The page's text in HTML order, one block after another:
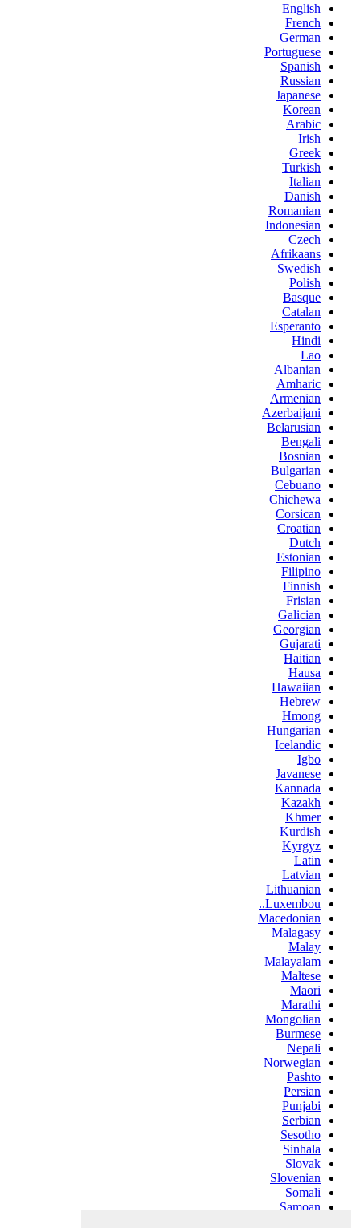
English
French
German
Portuguese
Spanish
Russian
Japanese
Korean
Arabic
Irish
Greek
Turkish
Italian
Danish
Romanian
Indonesian
Czech
Afrikaans
Swedish
Polish
Basque
Catalan
Esperanto
Hindi
Lao
Albanian
Amharic
Armenian
Azerbaijani
Belarusian
Bengali
Bosnian
Bulgarian
Cebuano
Chichewa
Corsican
Croatian
Dutch
Estonian
Filipino
Finnish
Frisian
Galician
Georgian
Gujarati
Haitian
Hausa
Hawaiian
Hebrew
Hmong
Hungarian
Icelandic
Igbo
Javanese
Kannada
Kazakh
Khmer
Kurdish
Kyrgyz
Latin
Latvian
Lithuanian
Luxembou..
Macedonian
Malagasy
Malay
Malayalam
Maltese
Maori
Marathi
Mongolian
Burmese
Nepali
Norwegian
Pashto
Persian
Punjabi
Serbian
Sesotho
Sinhala
Slovak
Slovenian
Somali
Samoan